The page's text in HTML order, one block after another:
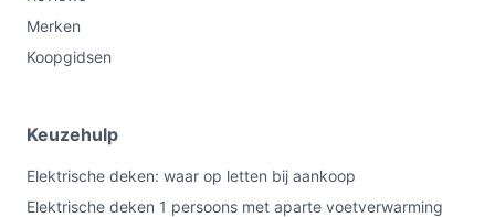
Merken
Koopgidsen
Keuzehulp
Elektrische deken: waar op letten bij aankoop
Elektrische deken 1 persoons met aparte voetverwarming